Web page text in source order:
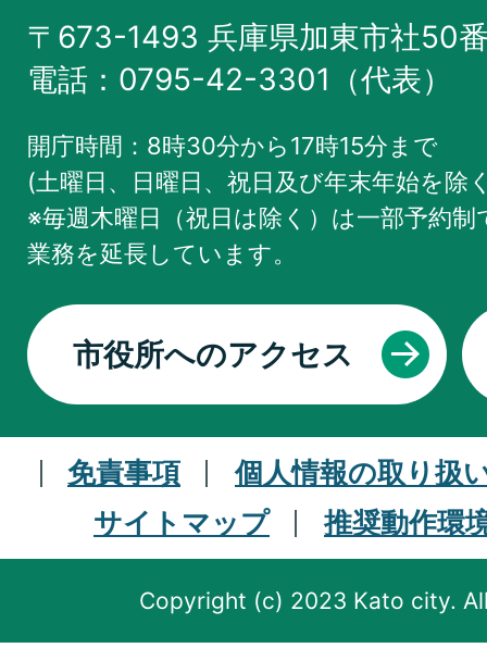
〒673-1493 兵庫県加東市社50
電話：0795-42-3301（代表）
開庁時間：8時30分から17時15分まで
(土曜日、日曜日、祝日及び年末年始を除
※毎週木曜日（祝日は除く）は一部予約
業務を延長しています。
市役所へのアクセス
免責事項
個人情報の取り扱
サイトマップ
推奨動作環
Copyright (c) 2023 Kato city.